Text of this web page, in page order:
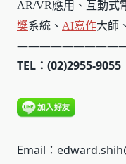
AR/VR應用、互動式
獎系統、 AI寫作大師、
TEL：(02)2955-9055
Email：